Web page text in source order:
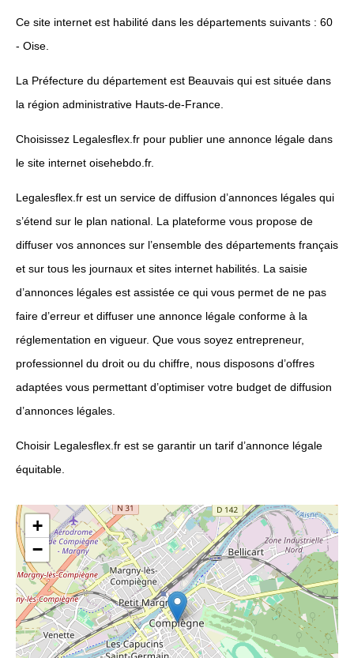
Ce site internet est habilité dans les départements suivants : 60
- Oise.
La Préfecture du département est Beauvais qui est située dans
la région administrative Hauts-de-France.
Choisissez Legalesflex.fr pour publier une annonce légale dans
le site internet oisehebdo.fr.
Legalesflex.fr est un service de diffusion d’annonces légales qui
s’étend sur le plan national. La plateforme vous propose de
diffuser vos annonces sur l’ensemble des départements français
et sur tous les journaux et sites internet habilités. La saisie
d’annonces légales est assistée ce qui vous permet de ne pas
faire d’erreur et diffuser une annonce légale conforme à la
réglementation en vigueur. Que vous soyez entrepreneur,
professionnel du droit ou du chiffre, nous disposons d’offres
adaptées vous permettant d’optimiser votre budget de diffusion
d’annonces légales.
Choisir Legalesflex.fr est se garantir un tarif d’annonce légale
équitable.
+
−